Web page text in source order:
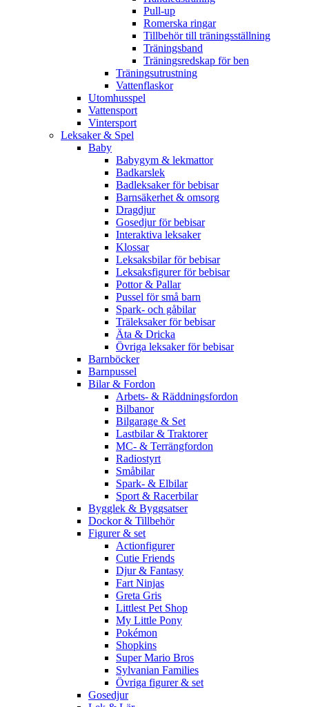
Pull-up
Romerska ringar
Tillbehör till träningsställning
Träningsband
Träningsredskap för ben
Träningsutrustning
Vattenflaskor
Utomhusspel
Vattensport
Vintersport
Leksaker & Spel
Baby
Babygym & lekmattor
Badkarslek
Badleksaker för bebisar
Barnsäkerhet & omsorg
Dragdjur
Gosedjur för bebisar
Interaktiva leksaker
Klossar
Leksaksbilar för bebisar
Leksaksfigurer för bebisar
Pottor & Pallar
Pussel för små barn
Spark- och gåbilar
Träleksaker för bebisar
Äta & Dricka
Övriga leksaker för bebisar
Barnböcker
Barnpussel
Bilar & Fordon
Arbets- & Räddningsfordon
Bilbanor
Bilgarage & Set
Lastbilar & Traktorer
MC- & Terrängfordon
Radiostyrt
Småbilar
Spark- & Elbilar
Sport & Racerbilar
Bygglek & Byggsatser
Dockor & Tillbehör
Figurer & set
Actionfigurer
Cutie Friends
Djur & Fantasy
Fart Ninjas
Greta Gris
Littlest Pet Shop
My Little Pony
Pokémon
Shopkins
Super Mario Bros
Sylvanian Families
Övriga figurer & set
Gosedjur